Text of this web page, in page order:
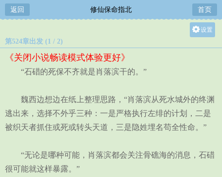
返回 修仙保命指北 首页
设置
第524章出发 (1 / 2)
《关闭小说畅读模式体验更好》
“石碏的死保不齐就是肖落滨干的。”
魏西边想边在纸上整理思路，“肖落滨从死水城外的终渊
逃出来，选择不外乎三种：一是严格执行左绯的计划，二是
被织天者抓住或死或转头天道，三是隐姓埋名苟全性命。”
“无论是哪种可能，肖落滨都会关注骨礁海的消息，石碏
很可能就这样暴露。”